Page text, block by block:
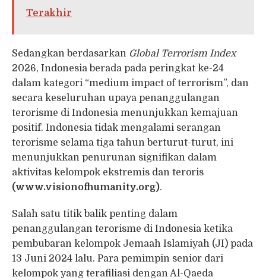
Terakhir
Sedangkan berdasarkan Global Terrorism Index
2026, Indonesia berada pada peringkat ke-24
dalam kategori “medium impact of terrorism”, dan
secara keseluruhan upaya penanggulangan
terorisme di Indonesia menunjukkan kemajuan
positif. Indonesia tidak mengalami serangan
terorisme selama tiga tahun berturut-turut, ini
menunjukkan penurunan signifikan dalam
aktivitas kelompok ekstremis dan teroris
(www.visionofhumanity.org).
Salah satu titik balik penting dalam
penanggulangan terorisme di Indonesia ketika
pembubaran kelompok Jemaah Islamiyah (JI) pada
13 Juni 2024 lalu. Para pemimpin senior dari
kelompok yang terafiliasi dengan Al-Qaeda